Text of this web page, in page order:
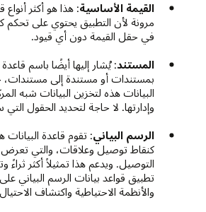
القيمة الأساسية
مرونة لأن التطبيق يحتوي على تحكم
في حقل القيمة دون أي قيود.
المستند: يُشار إليها أيضًا باسم
بمستندات أو مستندة إلى
البيانات هذه لتخزين البيانات شبه
وإدارتها. لا حاجة لتحديد الحقول
الرسم البياني: تقوم قاعدة البيانات
كنقاط توصيل وعلاقات، والتي تعرض
التوصيل. ويدعم هذا تمثيلاً أكثر ثراءً
تطبيق قواعد بيانات الرسم البياني
والأنظمة الاحتياطية واكتشاف